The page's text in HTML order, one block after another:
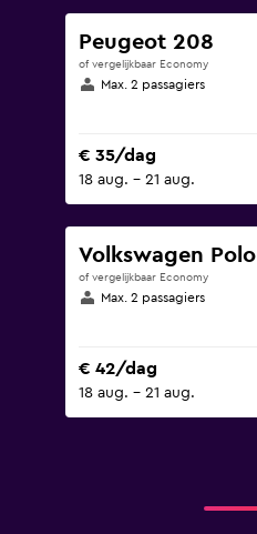
Peugeot 208
of vergelijkbaar Economy
Max. 2 passagiers
€ 35/dag
18 aug. - 21 aug.
Volkswagen Polo
of vergelijkbaar Economy
Max. 2 passagiers
€ 42/dag
18 aug. - 21 aug.